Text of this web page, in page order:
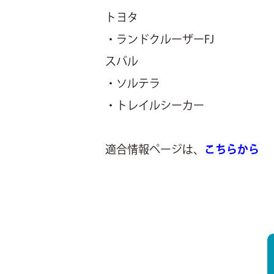
トヨタ
・ランドクルーザーFJ
スバル
・ソルテラ
・トレイルシーカー
適合情報ページは、 こちらから